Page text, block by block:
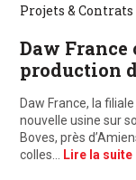
Projets & Contrats
Daw France
production
Daw France, la
nouvelle usine sur
Boves, près
colles… Lire la suite